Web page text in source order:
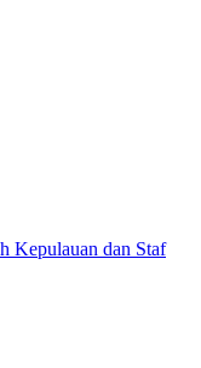
Kepulauan dan Staf